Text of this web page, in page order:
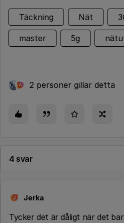
Täckning Nät
master 5g
A 2 personer gillar detta
4 svar
J Jerka
Tycker det är dåligt när det